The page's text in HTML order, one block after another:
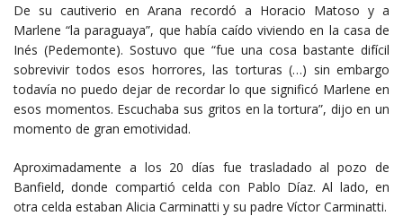
De su cautiverio en Arana recordó a Horacio Matoso y a
Marlene “la paraguaya”, que había caído viviendo en la casa de
Inés (Pedemonte). Sostuvo que “fue una cosa bastante difícil
sobrevivir todos esos horrores, las torturas (…) sin embargo
todavía no puedo dejar de recordar lo que significó Marlene en
esos momentos. Escuchaba sus gritos en la tortura”, dijo en un
momento de gran emotividad.
Aproximadamente a los 20 días fue trasladado al pozo de
Banfield, donde compartió celda con Pablo Díaz. Al lado, en
otra celda estaban Alicia Carminatti y su padre Víctor Carminatti.